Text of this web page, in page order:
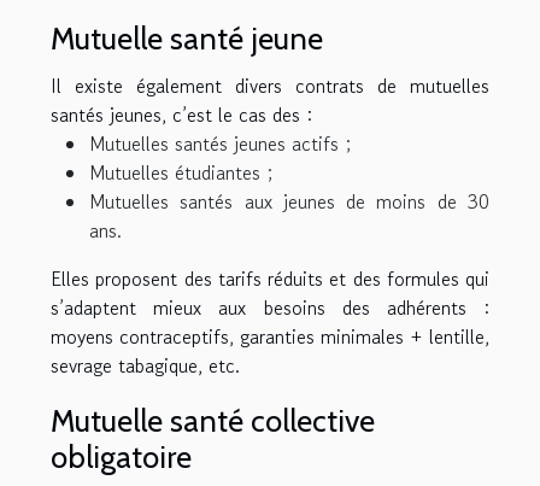
Mutuelle santé jeune
Il existe également divers contrats de mutuelles
santés jeunes, c’est le cas des :
Mutuelles santés jeunes actifs ;
Mutuelles étudiantes ;
Mutuelles santés aux jeunes de moins de 30
ans.
Elles proposent des tarifs réduits et des formules qui
s’adaptent mieux aux besoins des adhérents :
moyens contraceptifs, garanties minimales + lentille,
sevrage tabagique, etc.
Mutuelle santé collective
obligatoire